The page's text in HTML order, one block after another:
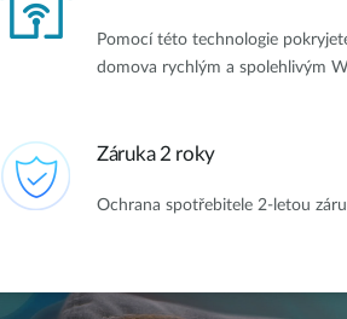
Pomocí této technologie
domova rychlým a spolehlivým
Záruka 2 roky
Ochrana spotřebitele 2-letou